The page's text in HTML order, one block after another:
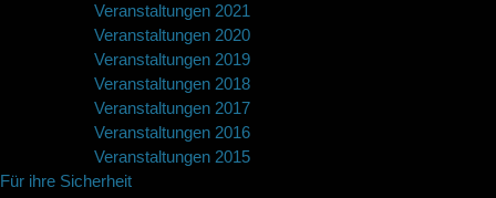
Veranstaltungen 2021
Veranstaltungen 2020
Veranstaltungen 2019
Veranstaltungen 2018
Veranstaltungen 2017
Veranstaltungen 2016
Veranstaltungen 2015
Für ihre Sicherheit